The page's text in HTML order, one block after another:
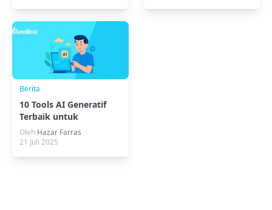
Berita
10 Tools AI Generatif
Terbaik untuk
Developer
Oleh Hazar Farras
21 Juli 2025